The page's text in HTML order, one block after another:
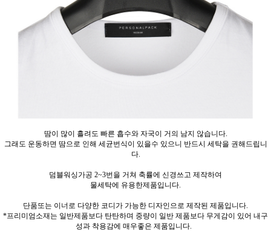
땀이 많이 흘려도 빠른 흡수와 자국이 거의 남지 않습니다.
그래도 운동하면 땀으로 인해 세균번식이 있을수 있으니 반드시 세탁을 권해드립니
다.
덤블워싱가공 2~3번을 거쳐 축률에 신경쓰고 제작하여
물세탁에 유용한제품입니다.
단품또는 이너로 다양한 코디가 가능한 디자인으로 제작된 제품입니다.
*프리미엄소재는 일반제품보다 탄탄하며 중량이 일반 제품보다 무게감이 있어 내구
성과 착용감에 매우좋은 제품입니다.